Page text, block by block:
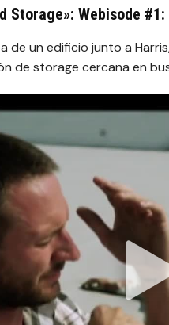
Storage»: Webisode
de un edificio junto a
de storage cercana en